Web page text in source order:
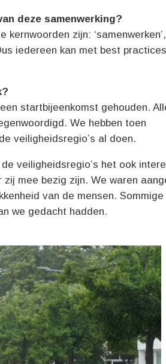
deze samenwerking?
zijn: ‘samenwerken’,
iedereen kan met best
startbijeenkomst gehouden.
We hebben toen
veiligheidsregio’s al doen.
veiligheidsregio’s het ook
mee bezig zijn. We waren
van de mensen. Sommige
we gedacht hadden.